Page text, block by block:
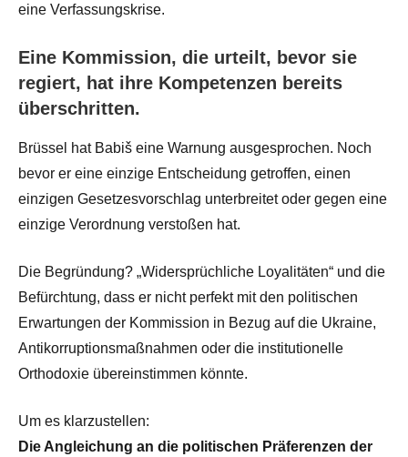
eine Verfassungskrise.
Eine Kommission, die urteilt, bevor sie
regiert, hat ihre Kompetenzen bereits
überschritten.
Brüssel hat Babiš eine Warnung ausgesprochen. Noch
bevor er eine einzige Entscheidung getroffen, einen
einzigen Gesetzesvorschlag unterbreitet oder gegen eine
einzige Verordnung verstoßen hat.
Die Begründung? „Widersprüchliche Loyalitäten“ und die
Befürchtung, dass er nicht perfekt mit den politischen
Erwartungen der Kommission in Bezug auf die Ukraine,
Antikorruptionsmaßnahmen oder die institutionelle
Orthodoxie übereinstimmen könnte.
Um es klarzustellen:
Die Angleichung an die politischen Präferenzen der